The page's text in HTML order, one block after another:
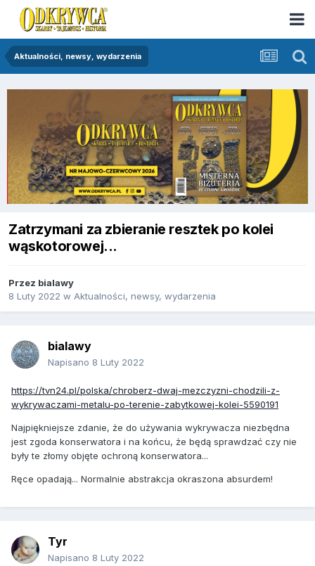
Aktualności, newsy, wydarzenia
Zatrzymani za zbieranie resztek po kolei
wąskotorowej...
Przez bialawy
8 Luty 2022 w Aktualności, newsy, wydarzenia
bialawy
Napisano 8 Luty 2022
https://tvn24.pl/polska/chroberz-dwaj-mezczyzni-chodzili-z-
wykrywaczami-metalu-po-terenie-zabytkowej-kolei-5590191
Najpiękniejsze zdanie, że do używania wykrywacza niezbędna
jest zgoda konserwatora i na końcu, że będą sprawdzać czy nie
były te złomy objęte ochroną konserwatora...
Ręce opadają... Normalnie abstrakcja okraszona absurdem!
Tyr
Napisano 8 Luty 2022